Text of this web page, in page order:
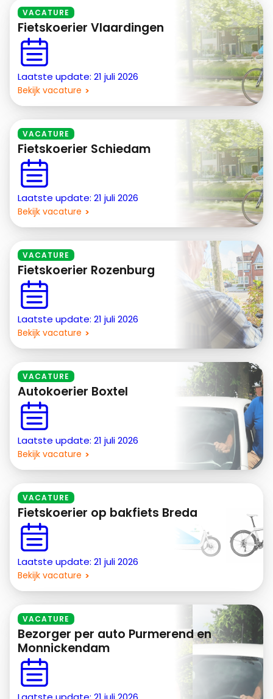
VACATURE
Fietskoerier Vlaardingen
Laatste update: 21 juli 2026
Bekijk vacature
VACATURE
Fietskoerier Schiedam
Laatste update: 21 juli 2026
Bekijk vacature
VACATURE
Fietskoerier Rozenburg
Laatste update: 21 juli 2026
Bekijk vacature
VACATURE
Autokoerier Boxtel
Laatste update: 21 juli 2026
Bekijk vacature
VACATURE
Fietskoerier op bakfiets Breda
Laatste update: 21 juli 2026
Bekijk vacature
VACATURE
Bezorger per auto Purmerend en
Monnickendam